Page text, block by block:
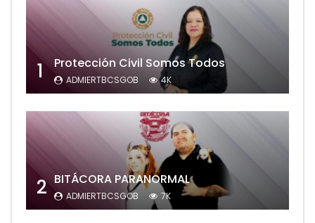
1 Protección Civil Somos Todos
ADMIERTBCSGOB 4K
2 BITÁCORA PARANORMAL
ADMIERTBCSGOB 7K